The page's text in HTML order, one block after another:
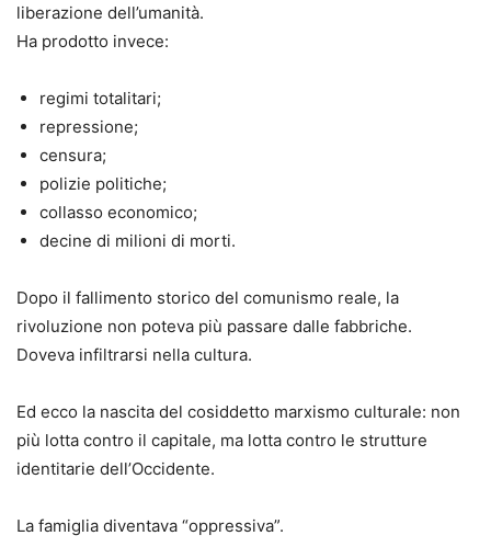
liberazione dell’umanità.
Ha prodotto invece:
regimi totalitari;
repressione;
censura;
polizie politiche;
collasso economico;
decine di milioni di morti.
Dopo il fallimento storico del comunismo reale, la
rivoluzione non poteva più passare dalle fabbriche.
Doveva infiltrarsi nella cultura.
Ed ecco la nascita del cosiddetto marxismo culturale: non
più lotta contro il capitale, ma lotta contro le strutture
identitarie dell’Occidente.
La famiglia diventava “oppressiva”.